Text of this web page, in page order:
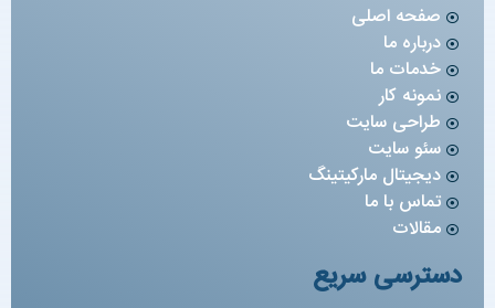
صفحه اصلی
درباره ما
خدمات ما
نمونه کار
طراحی سایت
سئو سایت
دیجیتال مارکیتینگ
تماس با ما
مقالات
دسترسی سریع